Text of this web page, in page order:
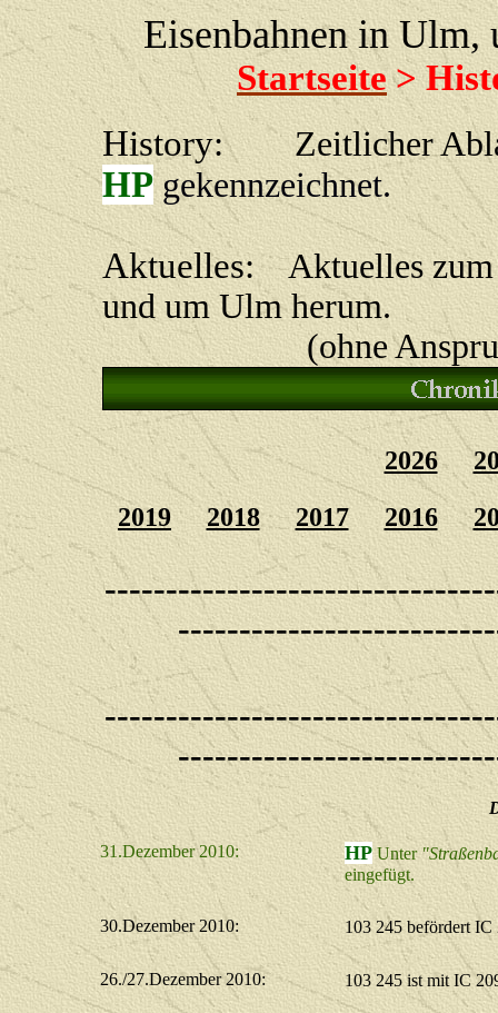
Eisenbahnen in
Startseite>
History:Zeitlicher
HPgekennzeichnet.
Aktuelles:Aktuelles zum
und um Ulm herum.
(ohne Anspruch
2026
2019
2018 2017 2016
31.Dezember 2010: HP Unter
eingefügt.
30.Dezember 2010: 103 245 befördert
26./27.Dezember 2010: 103 245 ist mit IC